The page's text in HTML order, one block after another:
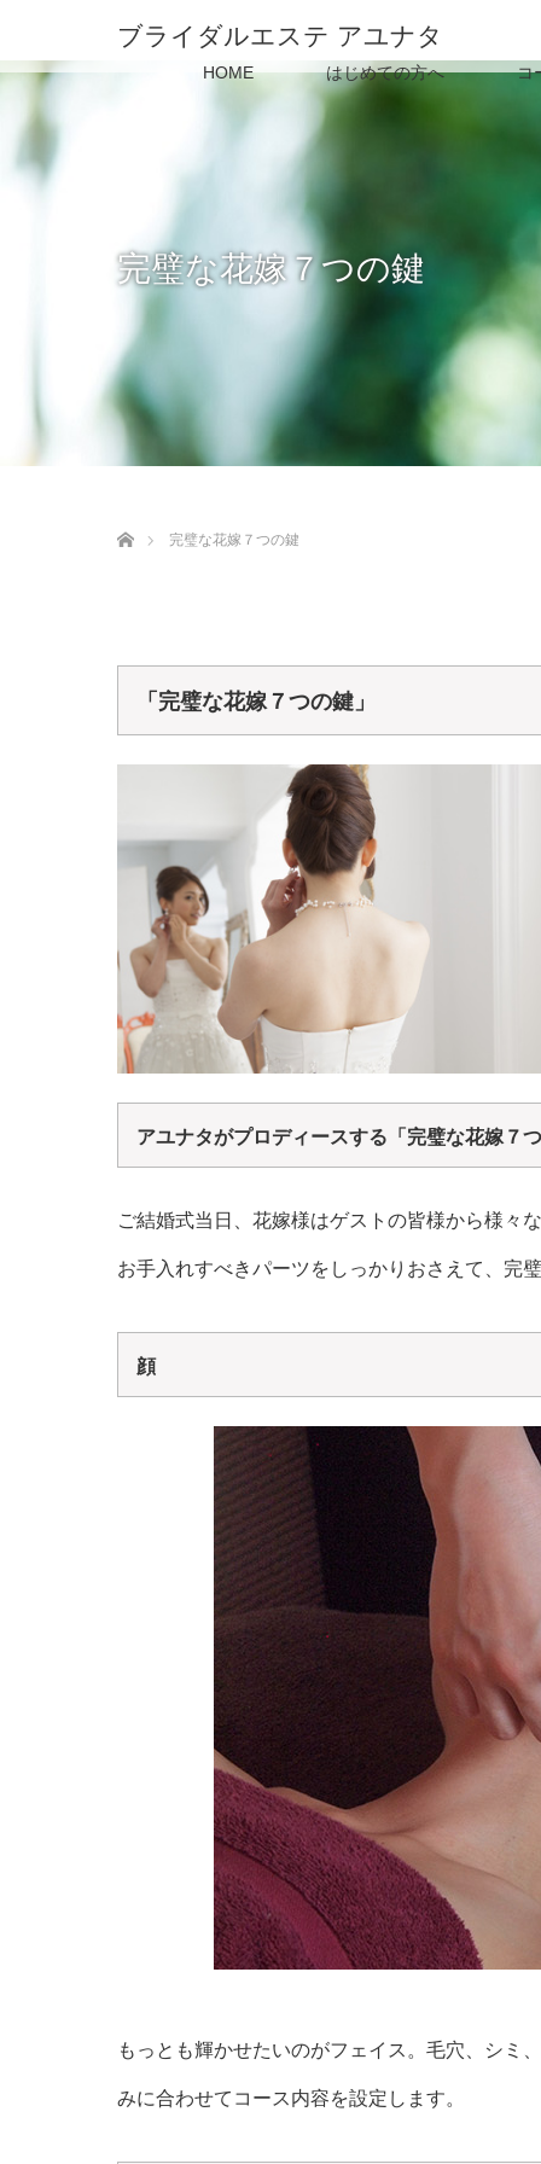
ブライダルエステ アユナタ
HOME はじめての方へ コ
完璧な花嫁７つの鍵
完璧な花嫁７つの鍵
「完璧な花嫁７つの鍵」
アユナタがプロディースする「完璧な花嫁７
ご結婚式当日、花嫁様はゲストの皆様から様々
お手入れすべきパーツをしっかりおさえて、完
顔
もっとも輝かせたいのがフェイス。毛穴、シミ
みに合わせてコース内容を設定します。